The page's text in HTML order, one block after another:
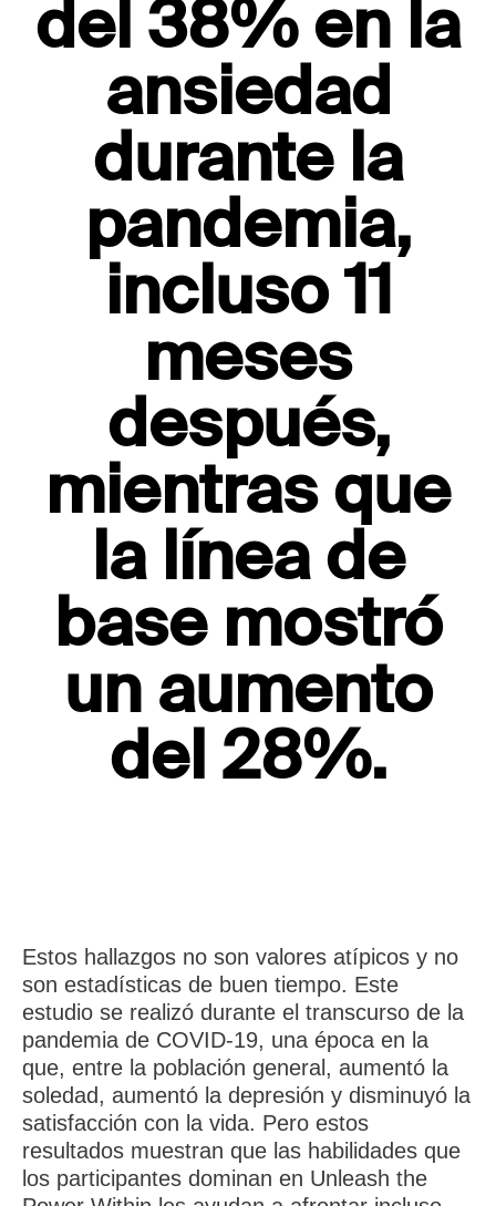
del 38% en la
ansiedad
durante la
pandemia,
incluso 11
meses
después,
mientras que
la línea de
base mostró
un aumento
del 28%.
Estos hallazgos no son valores atípicos y no
son estadísticas de buen tiempo. Este
estudio se realizó durante el transcurso de la
pandemia de COVID-19, una época en la
que, entre la población general, aumentó la
soledad, aumentó la depresión y disminuyó la
satisfacción con la vida. Pero estos
resultados muestran que las habilidades que
los participantes dominan en Unleash the